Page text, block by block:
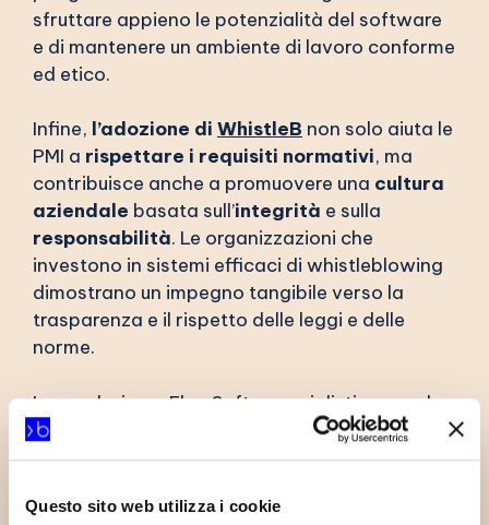
Questo sito web utilizza i cookie
sfruttare appieno le potenzialità del software
e di mantenere un ambiente di lavoro conforme
ed etico.
Infine, l’adozione di WhistleB non solo aiuta le
PMI a rispettare i requisiti normativi, ma
contribuisce anche a promuovere una cultura
aziendale basata sull’integrità e sulla
responsabilità. Le organizzazioni che
investono in sistemi efficaci di whistleblowing
dimostrano un impegno tangibile verso la
trasparenza e il rispetto delle leggi e delle
norme.
In conclusione, Elea Software si distingue nel
campo della gestione del whistleblowing con
WhistleB, un software GDPRReadyche
Sicurezza, Facilità d’uso e Conformità